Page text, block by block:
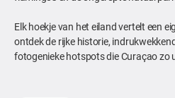
Elk hoekje van het eiland vertelt een
ontdek de rijke historie,
fotogenieke hotspots die Curaçao zo